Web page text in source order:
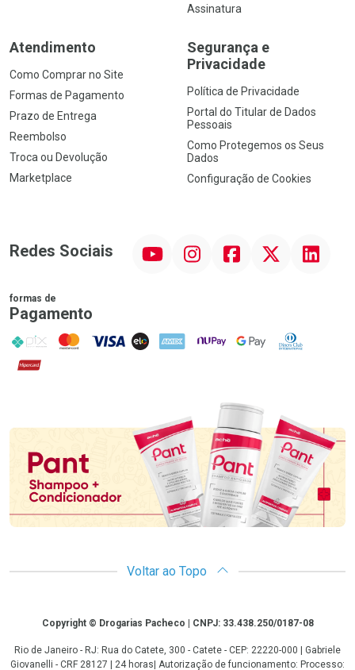
Assinatura
Atendimento
Como Comprar no Site
Formas de Pagamento
Prazo de Entrega
Reembolso
Troca ou Devolução
Marketplace
Segurança e
Privacidade
Política de Privacidade
Portal do Titular de Dados
Pessoais
Como Protegemos os Seus
Dados
Configuração de Cookies
Redes Sociais InstagramFacebookTwitter Linkedin
formas de
Pagamento
PIX MasterCard
VISA ELO AMEX NuPay Google PayDiners Club
Hipercard
Promoção em Destaque
Voltar ao Topo
CopyrightCopyright © Drogarias Pacheco | CNPJ: 33.438.250/0187-08
Rio de Janeiro - RJ: Rua do Catete, 300 - Catete - CEP: 22220-000 | Gabriele
Giovanelli - CRF 28127 | 24 horas| Autorização de funcionamento: Processo: